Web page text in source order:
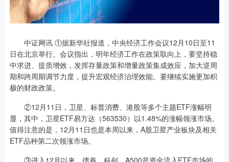
中证网讯 ①据新华社报道，中央经济工作会议12月10日至11
日在北京举行。会议指出，明年经济工作在政策取向上，要坚持稳
中求进、提质增效，发挥存量政策和增量政策集成效应，加大逆周
期和跨周期调节力度，提升宏观经济治理效能。要继续实施更加积
极的财政政策。
②12月11日，卫星、标普消费、港股等多个主题ETF涨幅明
显，其中，卫星ETF易方达（563530）以1.48%的涨幅领涨市场。
值得注意的是，12月11日也是本周以来，A股卫星产业板块及相关
ETF品种第二次领涨市场。
③进入12月以来，债券、科创、A500是资金流入ETF市场的